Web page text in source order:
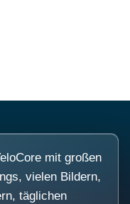
mit großen
vielen Bildern,
täglichen